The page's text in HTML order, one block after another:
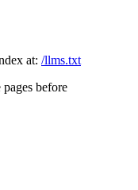
at: /llms.txt
before